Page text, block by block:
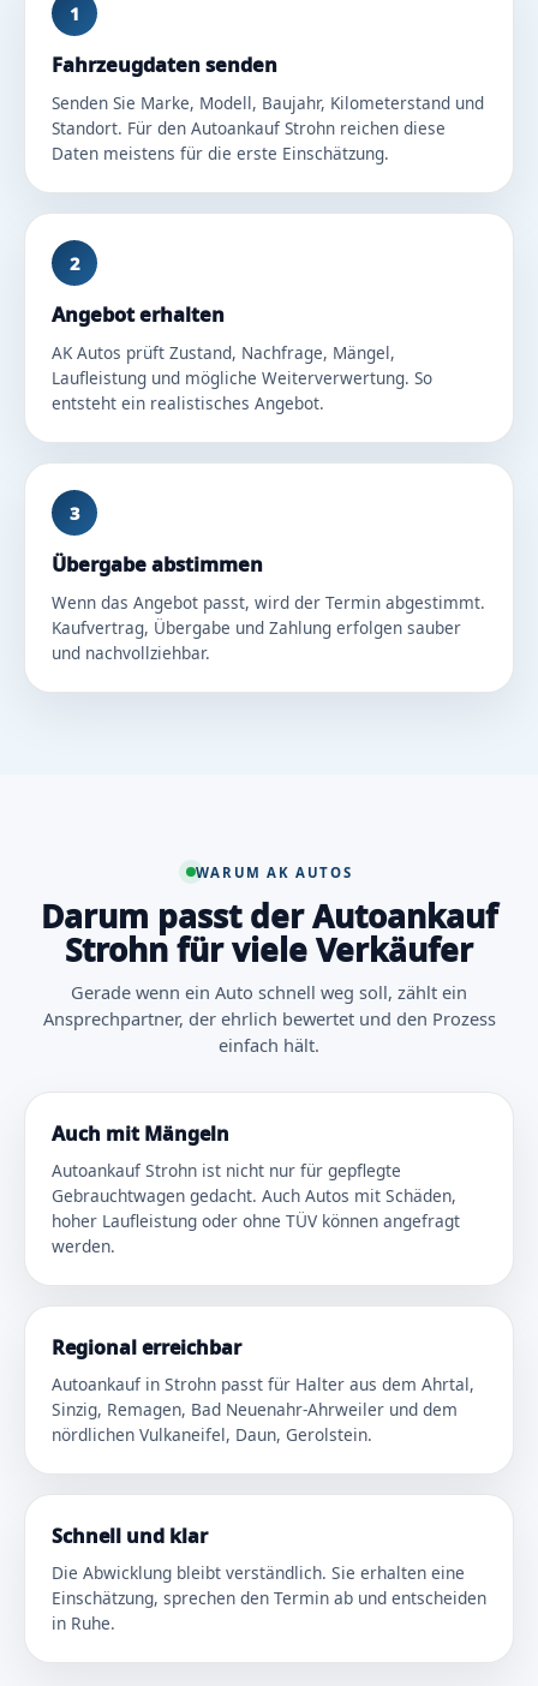
1
Fahrzeugdaten senden
Senden Sie Marke, Modell, Baujahr, Kilometerstand und
Standort. Für den Autoankauf Strohn reichen diese
Daten meistens für die erste Einschätzung.
2
Angebot erhalten
AK Autos prüft Zustand, Nachfrage, Mängel,
Laufleistung und mögliche Weiterverwertung. So
entsteht ein realistisches Angebot.
3
Übergabe abstimmen
Wenn das Angebot passt, wird der Termin abgestimmt.
Kaufvertrag, Übergabe und Zahlung erfolgen sauber
und nachvollziehbar.
WARUM AK AUTOS
Darum passt der Autoankauf
Strohn für viele Verkäufer
Gerade wenn ein Auto schnell weg soll, zählt ein
Ansprechpartner, der ehrlich bewertet und den Prozess
einfach hält.
Auch mit Mängeln
Autoankauf Strohn ist nicht nur für gepflegte
Gebrauchtwagen gedacht. Auch Autos mit Schäden,
hoher Laufleistung oder ohne TÜV können angefragt
werden.
Regional erreichbar
Autoankauf in Strohn passt für Halter aus dem Ahrtal,
Sinzig, Remagen, Bad Neuenahr-Ahrweiler und dem
nördlichen Vulkaneifel, Daun, Gerolstein.
Schnell und klar
Die Abwicklung bleibt verständlich. Sie erhalten eine
Einschätzung, sprechen den Termin ab und entscheiden
in Ruhe.